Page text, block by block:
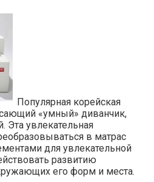
Популярная корейская
«умный» диванчик,
увлекательная
в матрас
для увлекательной
развитию
его форм и места.